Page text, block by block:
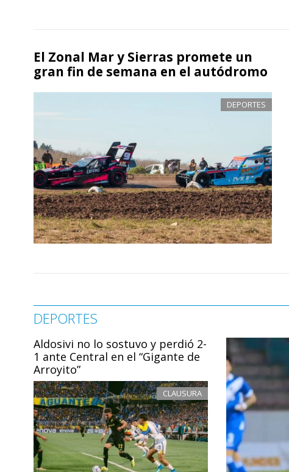
El Zonal Mar y Sierras promete un
gran fin de semana en el autódromo
DEPORTES
DEPORTES
Aldosivi no lo sostuvo y perdió 2-
1 ante Central en el “Gigante de
Arroyito”
CLAUSURA